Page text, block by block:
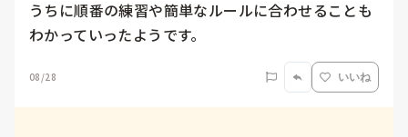
うちに順番の練習や簡単なルールに合わせることも
わかっていったようです。
08/28 いいね